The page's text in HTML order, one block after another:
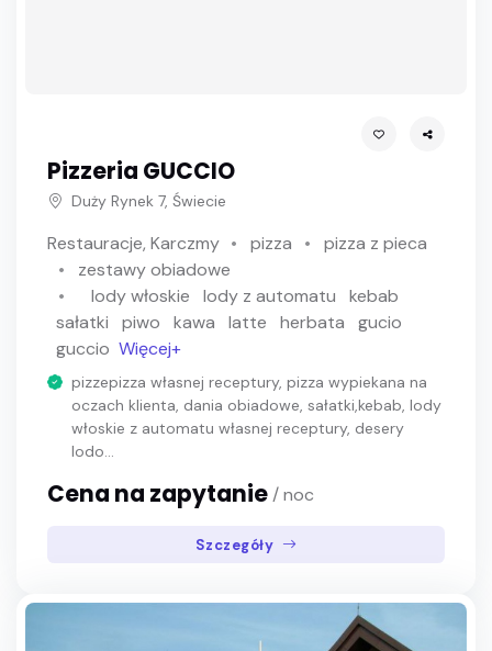
Pizzeria GUCCIO
Duży Rynek 7, Świecie
Restauracje, Karczmy pizza
pizza z pieca
zestawy obiadowe
lody włoskie
lody z automatu
kebab
sałatki
piwo kawa latte herbata
gucio
guccio Więcej+
pizzepizza własnej receptury, pizza wypiekana na
oczach klienta, dania obiadowe, sałatki,kebab, lody
włoskie z automatu własnej receptury, desery
lodo...
Cena na zapytanie / noc
Szczegóły